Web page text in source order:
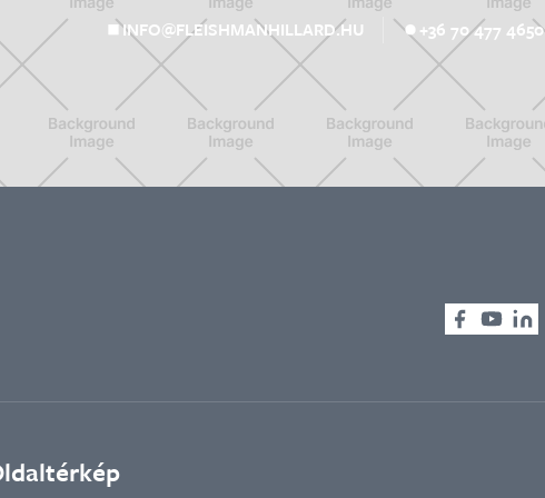
INFO@FLEISHMANHILLARD.HU +36 70 477 4650